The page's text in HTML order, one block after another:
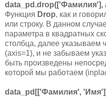
data_pd.drop(['Фамилия'],
Функция Drop, как и
или строку. В данном
параметра в квадратных
столбца, далее указываем
(axis=1), и не забываем
быть произведены
которой мы работаем
data_pd[['Фамилия',